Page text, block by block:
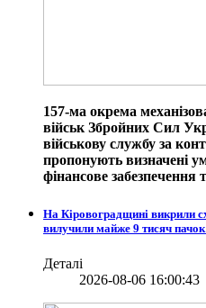
157-ма окрема
військ Збройних Сил
військову службу за
пропонують визначені
фінансове забезпечення
На Кіровоградщині викрили
вилучили майже 9 тисяч
Деталі
2026-08-06 16:00:43